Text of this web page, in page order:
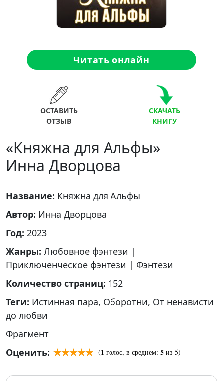
Читать онлайн
ОСТАВИТЬ
ОТЗЫВ
СКАЧАТЬ
КНИГУ
«Княжна для Альфы»
Инна Дворцова
Название: Княжна для Альфы
Автор: Инна Дворцова
Год: 2023
Жанры: Любовное фэнтези |
Приключенческое фэнтези | Фэнтези
Количество страниц: 152
Теги: Истинная пара, Оборотни, От ненависти
до любви
Фрагмент
Оценить:
(1 голос, в среднем: 5 из 5)